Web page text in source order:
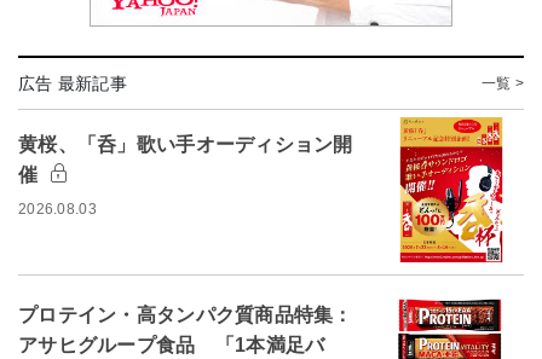
広告 最新記事 一覧 >
黄桜、「呑」歌い手オーディション開
催
2026.08.03
プロテイン・高タンパク質商品特集：
アサヒグループ食品 「1本満足バ